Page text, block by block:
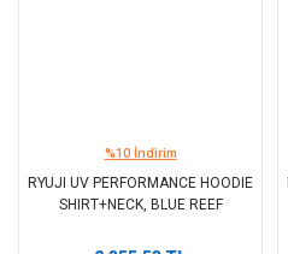
%10 İndirim
RYUJI UV PERFORMANCE HOODIE
SHIRT+NECK, BLUE REEF